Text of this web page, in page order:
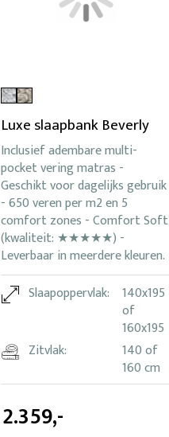
Luxe slaapbank Beverly
Inclusief adembare multi-
pocket vering matras -
Geschikt voor dagelijks gebruik
- 650 veren per m2 en 5
comfort zones - Comfort Soft
(kwaliteit: ★★★★★) -
Leverbaar in meerdere kleuren.
Slaapoppervlak:
140x195
of
160x195
Zitvlak:
140 of
160 cm
2.359,-